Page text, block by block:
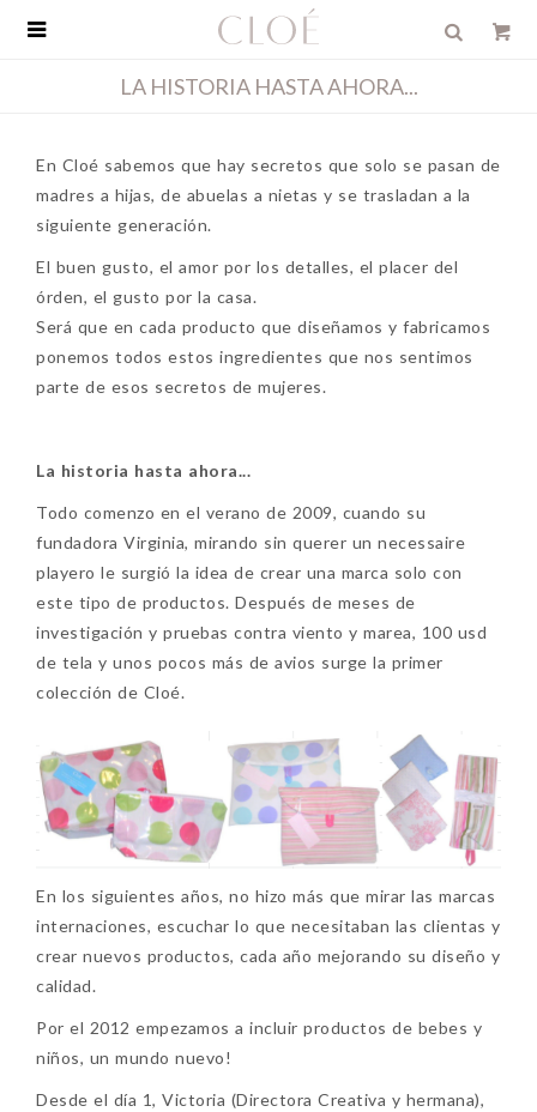

LA HISTORIA HASTA AHORA...
En Cloé sabemos que hay secretos que solo se pasan de
madres a hijas, de abuelas a nietas y se trasladan a la
siguiente generación.
El buen gusto, el amor por los detalles, el placer del
órden, el gusto por la casa.
Será que en cada producto que diseñamos y fabricamos
ponemos todos estos ingredientes que nos sentimos
parte de esos secretos de mujeres.
La historia hasta ahora...
Todo comenzo en el verano de 2009, cuando su
fundadora Virginia, mirando sin querer un necessaire
playero le surgió la idea de crear una marca solo con
este tipo de productos. Después de meses de
investigación y pruebas contra viento y marea, 100 usd
de tela y unos pocos más de avios surge la primer
colección de Cloé.
En los siguientes años, no hizo más que mirar las marcas
internaciones, escuchar lo que necesitaban las clientas y
crear nuevos productos, cada año mejorando su diseño y
calidad.
Por el 2012 empezamos a incluir productos de bebes y
niños, un mundo nuevo!
Desde el día 1, Victoria (Directora Creativa y hermana),